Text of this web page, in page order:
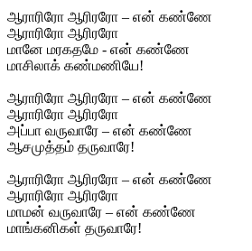
ஆராரிரோ ஆரிரரோ – என் கண்ணே
ஆராரிரோ ஆரிரரோ
மானே மரகதமே - என் கண்ணே
மாசிலாக் கண்மணியே!
ஆராரிரோ ஆரிரரோ – என் கண்ணே
ஆராரிரோ ஆரிரரோ
அப்பா வருவாரே – என் கண்ணே
ஆசமுத்தம் தருவாரே!
ஆராரிரோ ஆரிரரோ – என் கண்ணே
ஆராரிரோ ஆரிரரோ
மாமன் வருவாரே – என் கண்ணே
மாங்கனிகள் தருவாரே!